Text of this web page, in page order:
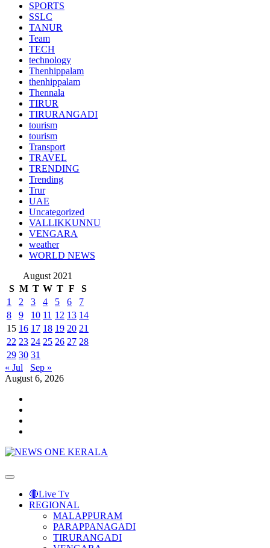
SPORTS
SSLC
TANUR
Team
TECH
technology
Thenhippalam
thenhippalam
Thennala
TIRUR
TIRURANGADI
tourism
tourism
Transport
TRAVEL
TRENDING
Trending
Trur
UAE
Uncategorized
VALLIKKUNNU
VENGARA
weather
WORLD NEWS
August 2021
S M T W T F
S
1
2 3 4 5 6
7
8
9 10 11 12 13 14
15 16 17 18 19 20 21
22 23 24 25 26 27 28
29 30 31
« Jul
Sep »
August 6, 2026
Primary
🔴Live Tv
REGIONAL
MALAPPURAM
PARAPPANAGADI
TIRURANGADI